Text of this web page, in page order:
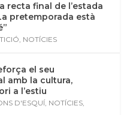
recta final de l’estada
pretemporada està
, NOTÍCIES
el seu
amb la cultura,
a l’estiu
D'ESQUÍ, NOTÍCIES,